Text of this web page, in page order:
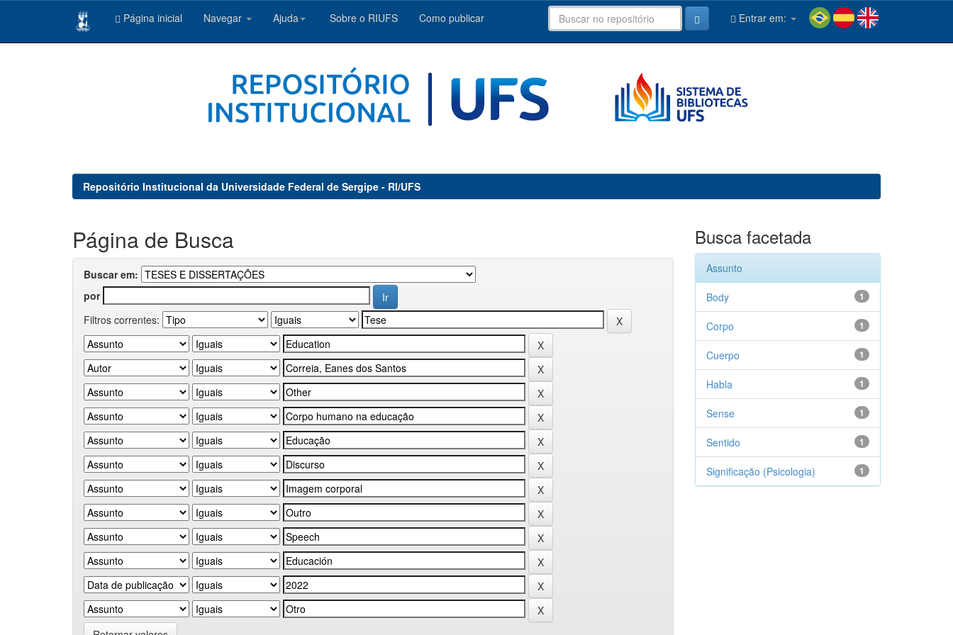
Página inicial Navegar Ajuda Sobre o RIUFS Como publicar Entrar em:
Repositório Institucional da Universidade Federal de Sergipe - RI/UFS
Página de Busca
Buscar em:
por
Filtros correntes:
Busca facetada
Assunto
1
Body
1
Corpo
1
Cuerpo
1
Habla
1
Sense
1
Sentido
1
Significação (Psicologia)